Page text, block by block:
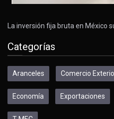
La inversión fija bruta en México
Categorías
Aranceles Comercio
Economía Exportaciones